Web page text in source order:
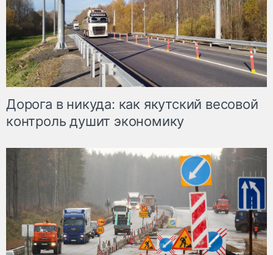
Дорога в никуда: как якутский весовой
контроль душит экономику